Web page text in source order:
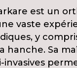
est un
vaste
y
hanche. Sa